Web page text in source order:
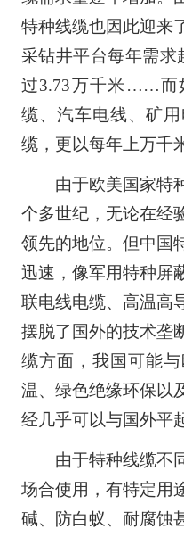
特种线缆也因此迎来
采钻井平台每年需求
过3.73万千米……而
缆、汽车电线、矿
缆，更以每年上万千
由于欧美国家特种
个多世纪，无论在经
领先的地位。但中国
迅速，像军用特种屏
联电线电缆、高温高
摆脱了国外的技术垄
缆方面，我国可能
温、绿色绝缘环保以
经几乎可以与国外平
由于特种线缆不同
场合使用，有特定用
碱、防白蚁、耐腐蚀